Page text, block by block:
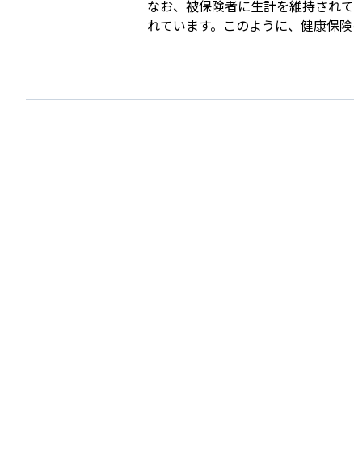
なお、被保険者に生計を維持され
れています。このように、健康保